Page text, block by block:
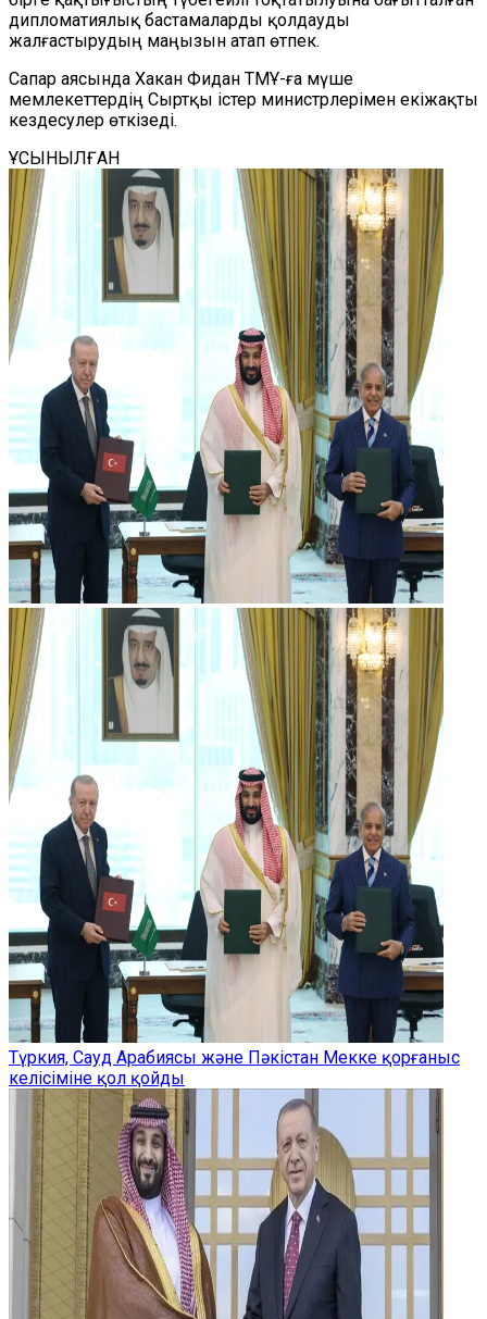
дипломатиялық бастамаларды қолдауды
жалғастырудың маңызын атап өтпек.
Сапар аясында Хакан Фидан ТМҰ-ға мүше
мемлекеттердің Сыртқы істер министрлерімен екіжақты
кездесулер өткізеді.
ҰСЫНЫЛҒАН
Түркия, Сауд Арабиясы және Пәкістан Мекке қорғаныс
келісіміне қол қойды